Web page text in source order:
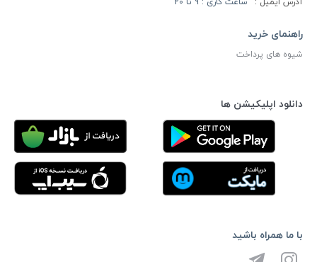
راهنمای خرید
شیوه های پرداخت
دانلود اپلیکیشن ها
با ما همراه باشید